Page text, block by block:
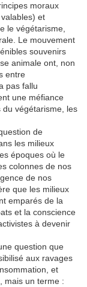
moraux
et
le végétarisme,
Le mouvement
souvenirs
animale ont, non
entre
pas fallu
une méfiance
végétarisme, les
de
les milieux
époques où le
colonnes de nos
de nos
que les milieux
emparés de la
et la conscience
à devenir
question que
aux ravages
et
mais un terme :